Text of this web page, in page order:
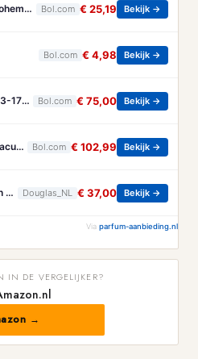
Boucheron Serpent Boheme Eau de parfum spray 30 ml Bol.com € 25,19 Bekijk →
Bol.com € 4,98 Bekijk →
François Boucher 1703-1770 - Brandt, Christa Bol.com € 75,00 Bekijk →
Boucheron Iris de Syracuse - 125 ml - eau de parfum spray - damesparfum Bol.com € 102,99 Bekijk →
Benefit Gezichtslotion The POREfessional Gezichtstoner Unisex 133ml Douglas_NL € 37,00 Bekijk →
Via parfum-aanbieding.nl
IN DE VERGELIJKER?
→